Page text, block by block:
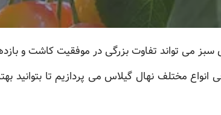
می تواند تفاوت بزرگی در موفقیت کاشت و
مختلف نهال گیلاس می پردازیم تا بتوانید